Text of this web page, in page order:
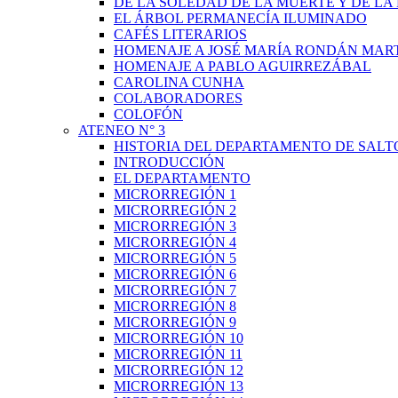
EL ÁRBOL PERMANECÍA ILUMINADO
CAFÉS LITERARIOS
HOMENAJE A JOSÉ MARÍA RONDÁN
HOMENAJE A PABLO AGUIRREZÁBAL
CAROLINA CUNHA
COLABORADORES
COLOFÓN
ATENEO N° 3
HISTORIA DEL DEPARTAMENTO DE
INTRODUCCIÓN
EL DEPARTAMENTO
MICRORREGIÓN 1
MICRORREGIÓN 2
MICRORREGIÓN 3
MICRORREGIÓN 4
MICRORREGIÓN 5
MICRORREGIÓN 6
MICRORREGIÓN 7
MICRORREGIÓN 8
MICRORREGIÓN 9
MICRORREGIÓN 10
MICRORREGIÓN 11
MICRORREGIÓN 12
MICRORREGIÓN 13